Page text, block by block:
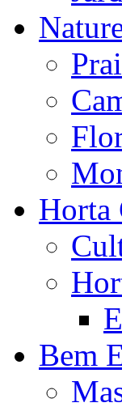
Horta
Bem